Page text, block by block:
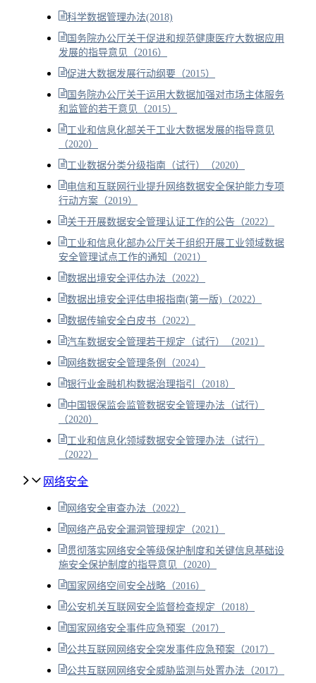
科学数据管理办法(2018)
国务院办公厅关于促进和规范健康医疗大数据应用
发展的指导意见（2016）
促进大数据发展行动纲要（2015）
国务院办公厅关于运用大数据加强对市场主体服务
和监管的若干意见（2015）
工业和信息化部关于工业大数据发展的指导意见
（2020）
工业数据分类分级指南（试行）（2020）
电信和互联网行业提升网络数据安全保护能力专项
行动方案（2019）
关于开展数据安全管理认证工作的公告（2022）
工业和信息化部办公厅关于组织开展工业领域数据
安全管理试点工作的通知（2021）
数据出境安全评估办法（2022）
数据出境安全评估申报指南(第一版)（2022）
数据传输安全白皮书（2022）
汽车数据安全管理若干规定（试行）（2021）
网络数据安全管理条例（2024）
银行业金融机构数据治理指引（2018）
中国银保监会监管数据安全管理办法（试行）
（2020）
工业和信息化领域数据安全管理办法（试行）
（2022）
网络安全
网络安全审查办法（2022）
网络产品安全漏洞管理规定（2021）
贯彻落实网络安全等级保护制度和关键信息基础设
施安全保护制度的指导意见（2020）
国家网络空间安全战略（2016）
公安机关互联网安全监督检查规定（2018）
国家网络安全事件应急预案（2017）
公共互联网网络安全突发事件应急预案（2017）
公共互联网网络安全威胁监测与处置办法（2017）